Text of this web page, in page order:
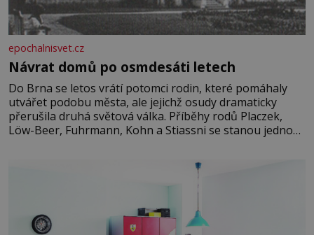
epochalnisvet.cz
Návrat domů po osmdesáti letech
Do Brna se letos vrátí potomci rodin, které pomáhaly
utvářet podobu města, ale jejichž osudy dramaticky
přerušila druhá světová válka. Příběhy rodů Placzek,
Löw-Beer, Fuhrmann, Kohn a Stiassni se stanou jednou
jednoduché. Místa, která si člověk pamatuje z rodinných